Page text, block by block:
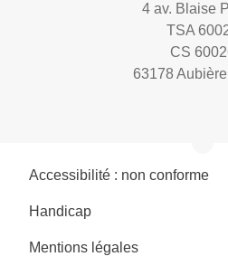
4 av. Blaise
TSA
CS
63178
Accessibilité : non conforme
Handicap
Mentions légales